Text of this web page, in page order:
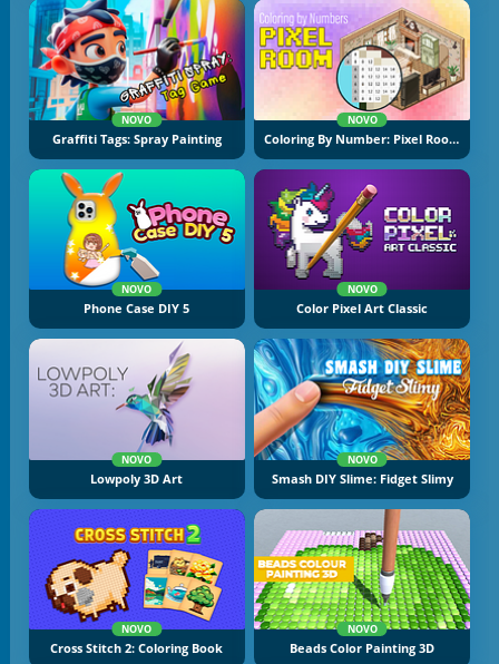
NOVO
Graffiti Tags: Spray Painting
NOVO
Coloring By Number: Pixel Rooms
NOVO
Phone Case DIY 5
NOVO
Color Pixel Art Classic
NOVO
Lowpoly 3D Art
NOVO
Smash DIY Slime: Fidget Slimy
NOVO
Cross Stitch 2: Coloring Book
NOVO
Beads Color Painting 3D